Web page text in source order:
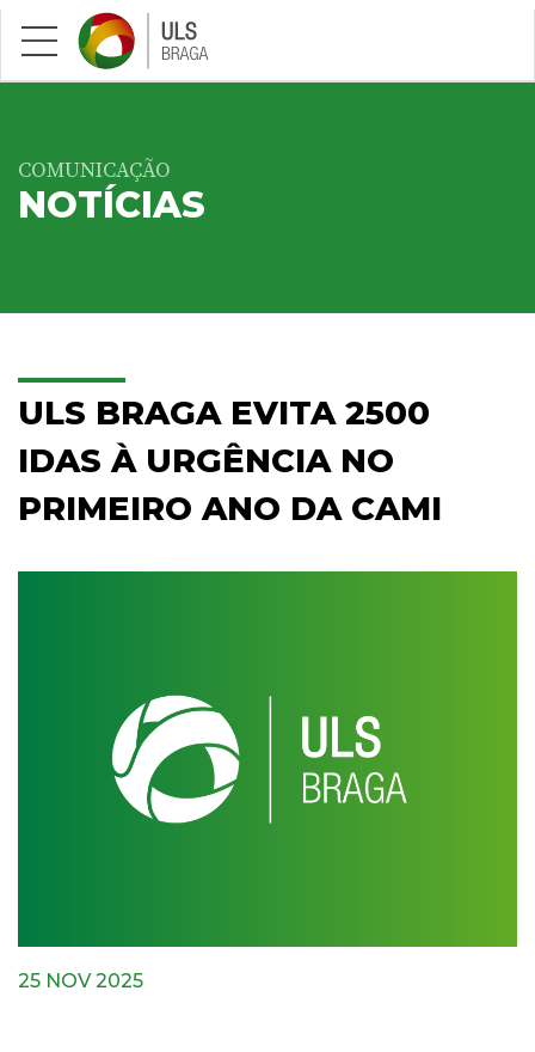
Saltar para conteúdo principal
COMUNICAÇÃO
NOTÍCIAS
ULS BRAGA EVITA 2500
IDAS À URGÊNCIA NO
PRIMEIRO ANO DA CAMI
25 NOV 2025